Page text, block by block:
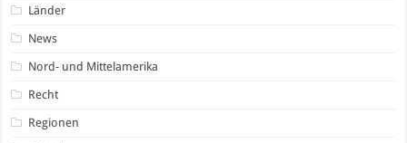
Länder
News
Nord- und Mittelamerika
Recht
Regionen